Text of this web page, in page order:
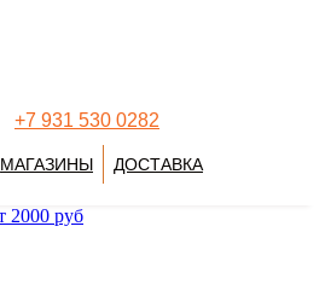
+7 931 530 0282
МАГАЗИНЫ ДОСТАВКА